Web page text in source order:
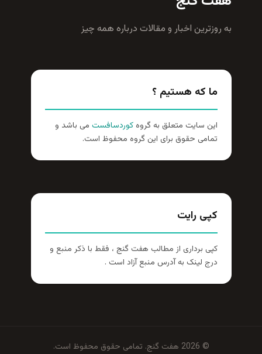
به روزترين اخبار و مقالات درباره همه چيز
ما که هستیم ؟
این سایت متعلق به گروهکوردسافست می باشد و
تمامی حقوق برای این گروه محفوظ است.
کپی رایت
کپی برداری از مطالب هفت گنج ، فقط با ذکر منبع و
درج لینک به آدرس منبع آزاد است .
© 2026 هفت گنج. تمامی حقوق محفوظ است.